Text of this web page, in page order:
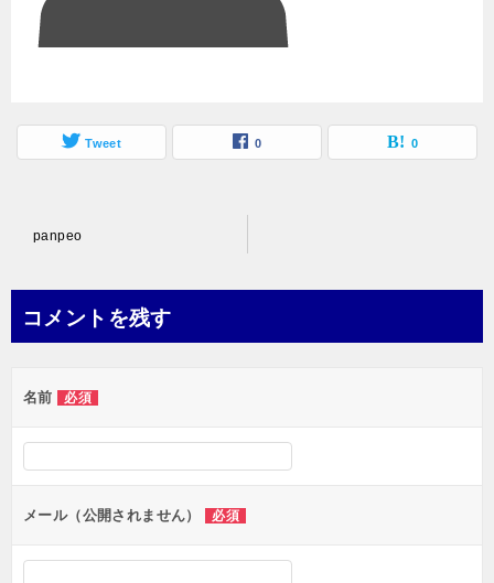
Tweet 0 0
ビ
ー
シ
ン
panpeo
コメントを残す
名前 必須
メール（公開されません） 必須